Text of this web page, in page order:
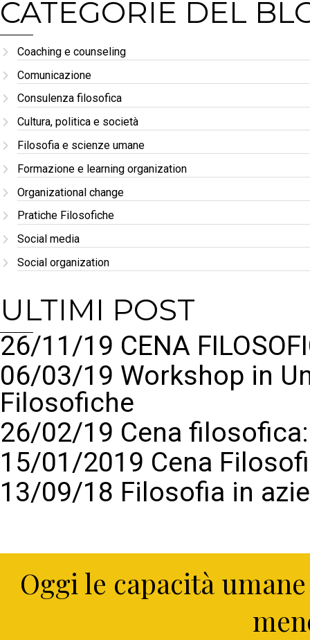
CATEGORIE DEL
Coaching e counseling
Comunicazione
Consulenza filosofica
Cultura, politica e società
Filosofia e scienze umane
Formazione e learning organization
Organizational change
Pratiche Filosofiche
Social media
Social organization
ULTIMI POST
26/11/19 CENA
06/03/19 Workshop in
Filosofiche
26/02/19 Cena filosofica:
15/01/2019 Cena
13/09/18 Filosofia in
Oggi le capacità